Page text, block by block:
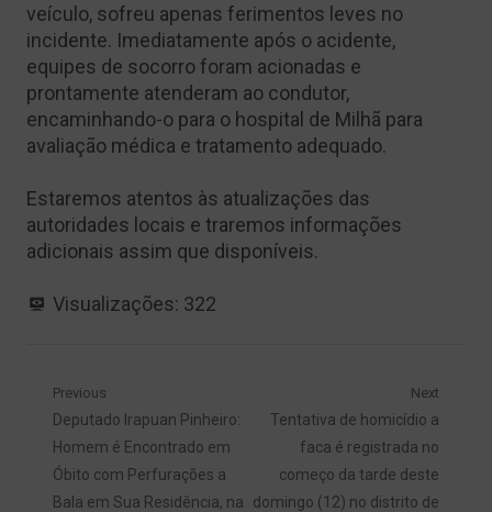
veículo, sofreu apenas ferimentos leves no
incidente. Imediatamente após o acidente,
equipes de socorro foram acionadas e
prontamente atenderam ao condutor,
encaminhando-o para o hospital de Milhã para
avaliação médica e tratamento adequado.
Estaremos atentos às atualizações das
autoridades locais e traremos informações
adicionais assim que disponíveis.
Visualizações: 322
Navegação
de
Post
Previous
Previous
post:
Deputado Irapuan Pinheiro:
Homem é Encontrado em
Óbito com Perfurações a
Bala em Sua Residência, na
Next
Next
post:
Tentativa de homicídio a
faca é registrada no
começo da tarde deste
domingo (12) no distrito de